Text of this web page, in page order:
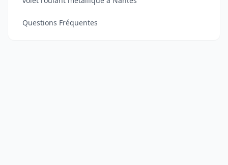
Questions Fréquentes